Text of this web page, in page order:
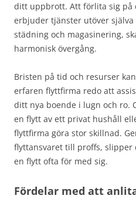
ditt uppbrott. Att förlita sig på
erbjuder tjänster utöver
städning och magasinering,
harmonisk övergång.
Bristen på tid och resurser
erfaren flyttfirma redo att
ditt nya boende i lugn och ro.
en flytt av ett privat hushåll
flyttfirma göra stor skillnad.
flyttansvaret till proffs, slipper
en flytt ofta för med sig.
Fördelar med att